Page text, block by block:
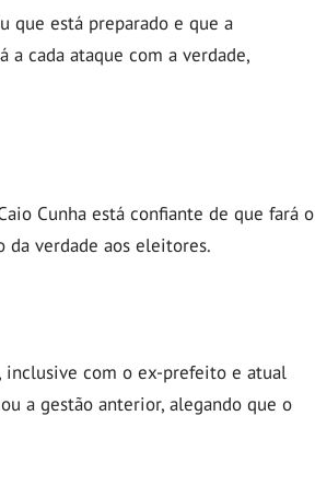
que está preparado e que a
cada ataque com a verdade,
Cunha está confiante de que fará o
da verdade aos eleitores.
inclusive com o ex-prefeito e atual
a gestão anterior, alegando que o